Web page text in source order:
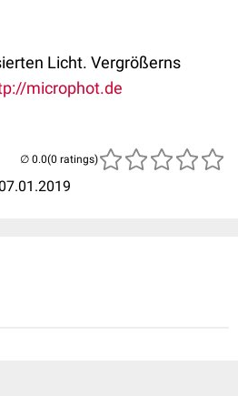
Licht. Vergrößerns
microphot.de
(0 ratings)